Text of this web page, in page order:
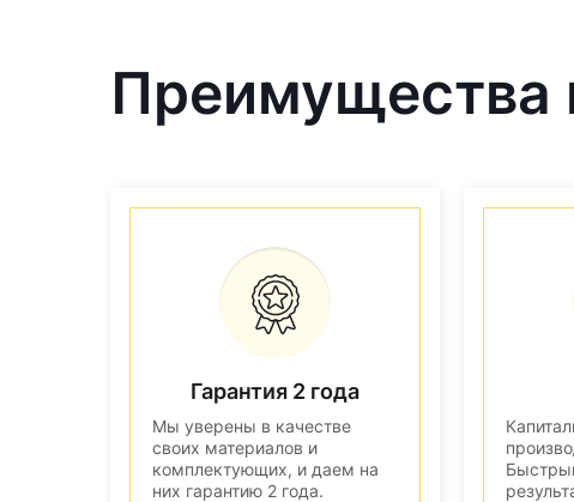
Преимущества
Гарантия 2 года
Мы уверены в качестве
своих материалов и
комплектующих, и даем на
них гарантию 2 года.